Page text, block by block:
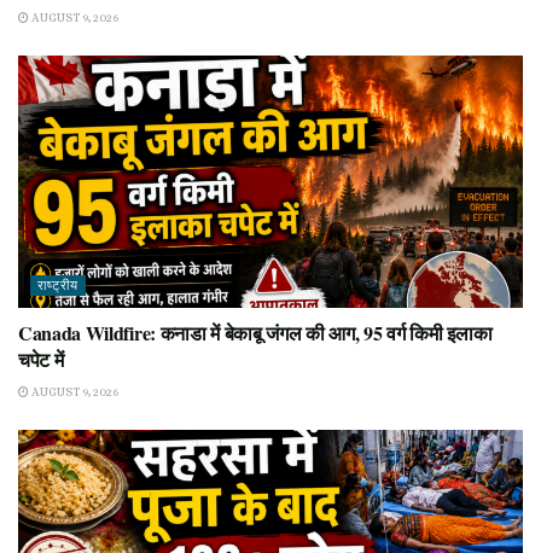
AUGUST 9, 2026
राष्ट्रीय
Canada Wildfire: कनाडा में बेकाबू जंगल की आग, 95 वर्ग किमी इलाका
चपेट में
AUGUST 9, 2026